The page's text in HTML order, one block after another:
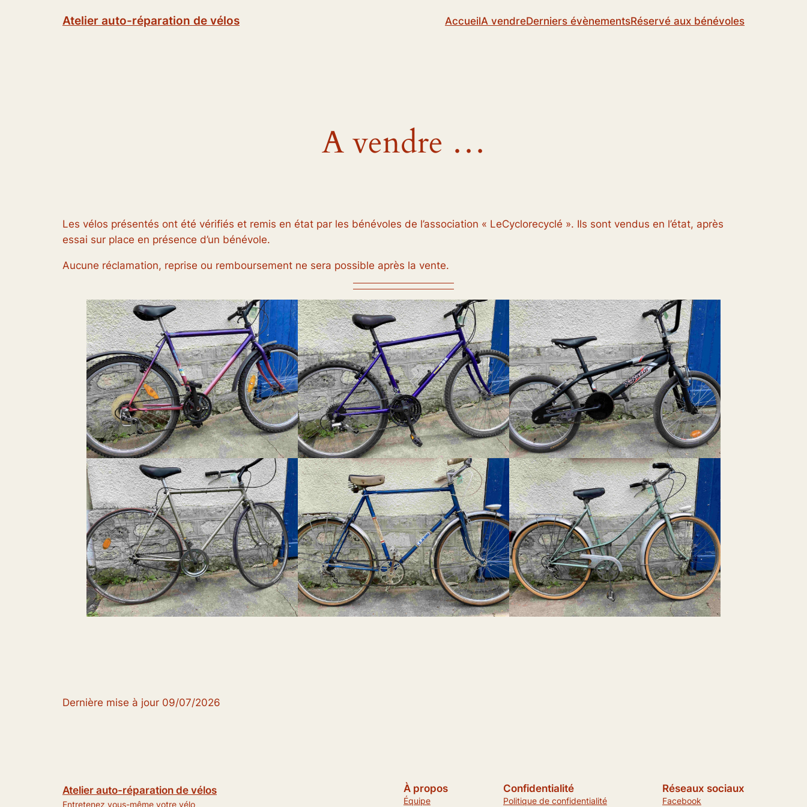
Atelier auto-réparation de vélos AccueilA vendreDerniers évènementsRéservé aux bénévoles
A vendre …
Les vélos présentés ont été vérifiés et remis en état par les bénévoles de l’association « LeCyclorecyclé ». Ils sont vendus en l’état, après
essai sur place en présence d’un bénévole.
Aucune réclamation, reprise ou remboursement ne sera possible après la vente.
Dernière mise à jour 09/07/2026
Atelier auto-réparation de vélos
Entretenez vous-même votre vélo
À propos
Équipe
Confidentialité
Politique de confidentialité
Réseaux sociaux
Facebook